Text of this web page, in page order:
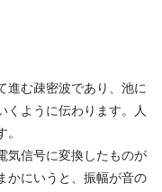
進む疎密波であり、池に
くように伝わります。人
気信号に変換したものが
かにいうと、振幅が音の